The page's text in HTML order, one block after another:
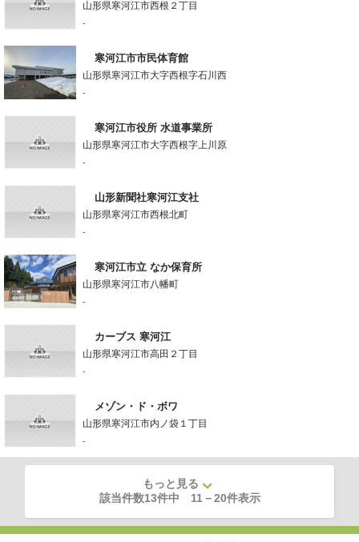
山形県寒河江市西根２丁目
-
寒河江市市民体育館
山形県寒河江市大字西根字石川西
-
寒河江市役所 水道事業所
山形県寒河江市大字西根字上川原
-
山形新聞社寒河江支社
山形県寒河江市西根北町
-
寒河江市立 なか保育所
山形県寒河江市八幡町
-
カーブス 寒河江
山形県寒河江市高田２丁目
-
メゾン・ド・ボワ
山形県寒河江市内ノ袋１丁目
-
もっと見る
該当件数13件中 11－20件表示